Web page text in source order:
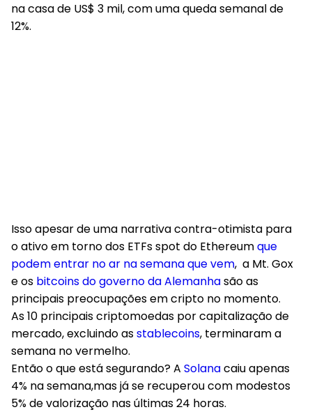
na casa de US$ 3 mil, com uma queda semanal de
12%.
Isso apesar de uma narrativa contra-otimista para
o ativo em torno dos ETFs spot do Ethereumque
podem entrar no ar na semana que vem, a Mt. Gox
e os bitcoins do governo da Alemanhasão as
principais preocupações em cripto no momento.
As 10 principais criptomoedas por capitalização de
mercado, excluindo asstablecoins, terminaram a
semana no vermelho.
Então o que está segurando? A Solanacaiu apenas
4% na semana,mas já se recuperou com modestos
5% de valorização nas últimas 24 horas.